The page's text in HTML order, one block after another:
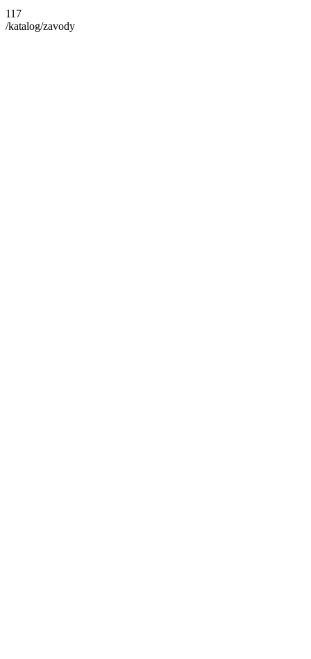
117
/katalog/zavody